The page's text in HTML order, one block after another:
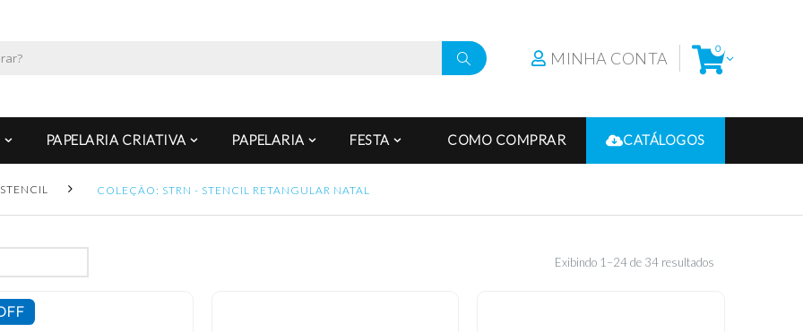
MINHA CONTA 0
PAPELARIA CRIATIVA PAPELARIA FESTA COMO COMPRAR CATÁLOGOS
STENCIL COLEÇÃO: STRN - STENCIL RETANGULAR NATAL
Exibindo 1–24 de 34 resultados